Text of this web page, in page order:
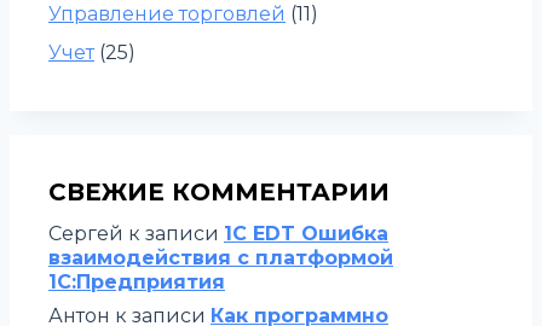
Управление торговлей (11)
Учет(25)
СВЕЖИЕ КОММЕНТАРИИ
Сергей к записи 1C EDT Ошибка
взаимодействия с платформой
1С:Предприятия
Антон к записи Как программно